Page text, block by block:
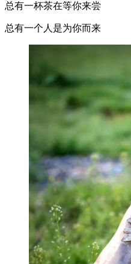
总有一杯茶在等你来尝
总有一个人是为你而来